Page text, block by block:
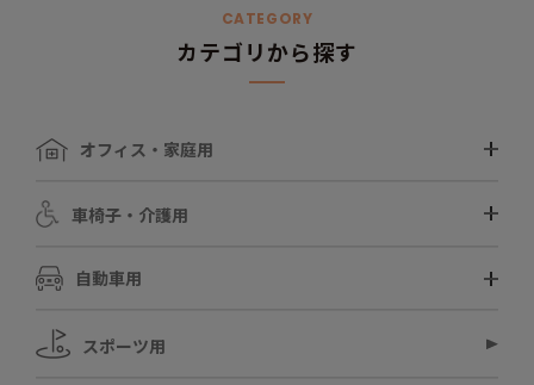
CATEGORY
カテゴリから探す
オフィス・家庭用
車椅子・介護用
自動車用
スポーツ用